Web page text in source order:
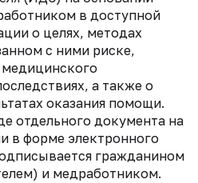
в доступной
о целях, методах
с ними риске,
а также о
оказания помощи.
отдельного документа на
в форме электронного
гражданином
и медработником.